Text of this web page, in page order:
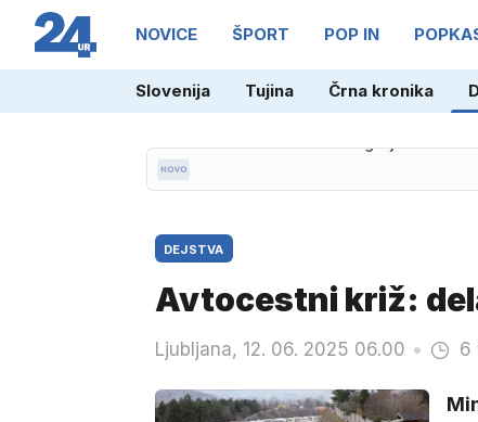
NOVICE ŠPORT POP IN
Slovenija Tujina Črna kronika
DEJSTVA
Avtocestni križ:
Ljubljana, 12. 06. 2025 06.00 6